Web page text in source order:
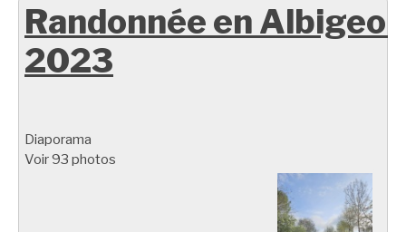
Randonnée en
2023
Diaporama
Voir 93 photos